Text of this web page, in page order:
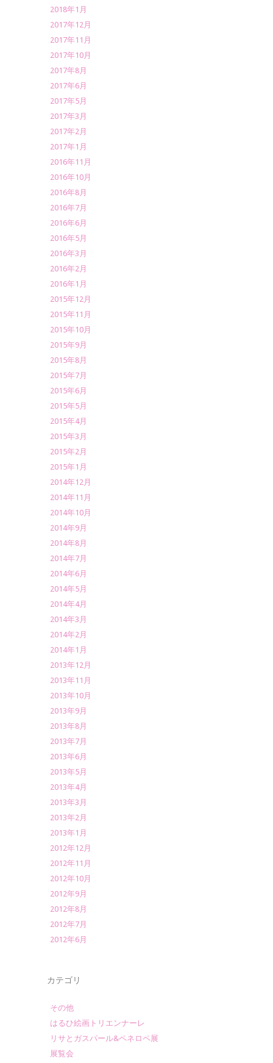
2018年1月
2017年12月
2017年11月
2017年10月
2017年8月
2017年6月
2017年5月
2017年3月
2017年2月
2017年1月
2016年11月
2016年10月
2016年8月
2016年7月
2016年6月
2016年5月
2016年3月
2016年2月
2016年1月
2015年12月
2015年11月
2015年10月
2015年9月
2015年8月
2015年7月
2015年6月
2015年5月
2015年4月
2015年3月
2015年2月
2015年1月
2014年12月
2014年11月
2014年10月
2014年9月
2014年8月
2014年7月
2014年6月
2014年5月
2014年4月
2014年3月
2014年2月
2014年1月
2013年12月
2013年11月
2013年10月
2013年9月
2013年8月
2013年7月
2013年6月
2013年5月
2013年4月
2013年3月
2013年2月
2013年1月
2012年12月
2012年11月
2012年10月
2012年9月
2012年8月
2012年7月
2012年6月
カテゴリ
その他
はるひ絵画トリエンナーレ
リサとガスパール&ペネロペ展
展覧会